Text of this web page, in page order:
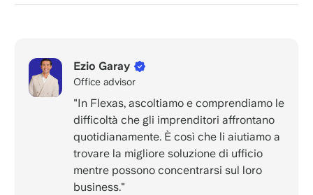
Ezio Garay
Office advisor
"In Flexas, ascoltiamo e comprendiamo le
difficoltà che gli imprenditori affrontano
quotidianamente. È così che li aiutiamo a
trovare la migliore soluzione di ufficio
mentre possono concentrarsi sul loro
business."